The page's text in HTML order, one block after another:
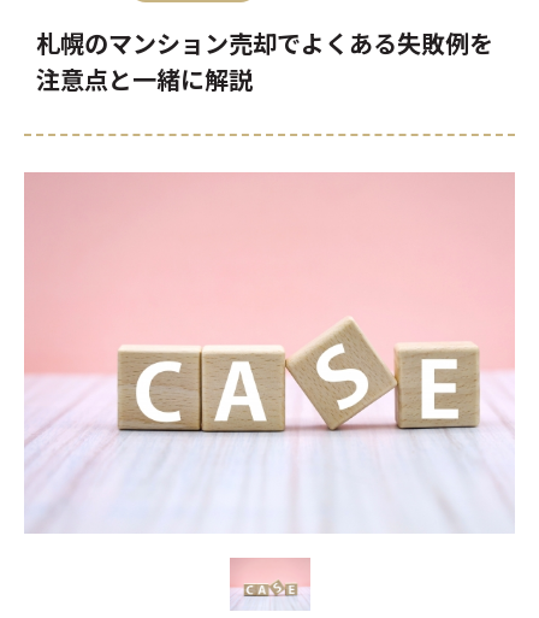
札幌のマンション売却でよくある失敗例を
注意点と一緒に解説